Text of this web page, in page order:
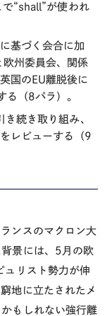
“shall”が使われ
基づく会合に加
州委員会、関係
国のEU離脱後に
る（8パラ）。
続き取り組み、
レビューする（9
ンスのマクロン大
景には、5月の欧
ュリスト勢力が伸
地に立たされたメ
もしれない強行離